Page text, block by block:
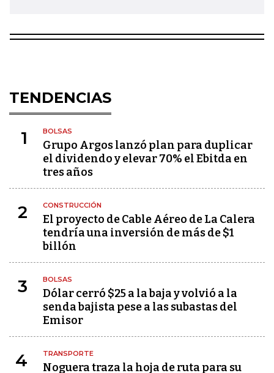
TENDENCIAS
1 BOLSAS
Grupo Argos lanzó plan para duplicar
el dividendo y elevar 70% el Ebitda en
tres años
2 CONSTRUCCIÓN
El proyecto de Cable Aéreo de La Calera
tendría una inversión de más de $1
billón
3 BOLSAS
Dólar cerró $25 a la baja y volvió a la
senda bajista pese a las subastas del
Emisor
4 TRANSPORTE
Noguera traza la hoja de ruta para su